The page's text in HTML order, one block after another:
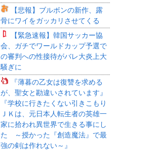
【悲報】ブルボンの新作、露
骨にワイをガッカリさせてくる
【緊急速報】韓国サッカー協
会、ガチでワールドカップ予選で
の審判への性接待がバレ大炎上大
騒ぎに
『薄暮の乙女は復讐を求める
が、聖女と勘違いされています』
『学校に行きたくない引きこもり
ＪＫは、元日本人転生者の英雄一
家に拾われ異世界で生きる事にし
た ～授かった『創造魔法』で最
強の剣は作れない～』